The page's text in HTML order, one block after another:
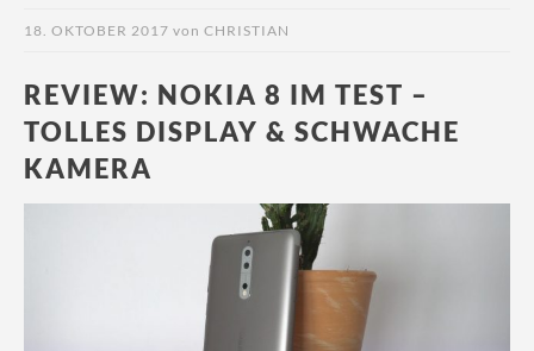
18. OKTOBER 2017 von CHRISTIAN
REVIEW: NOKIA 8 IM TEST –
TOLLES DISPLAY & SCHWACHE
KAMERA